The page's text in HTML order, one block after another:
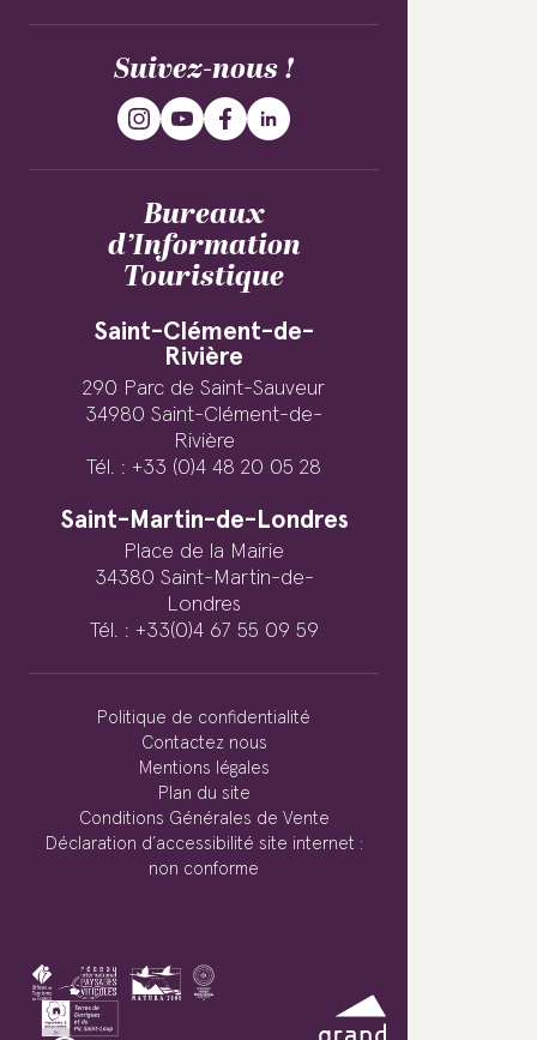
Suivez-nous !
Bureaux
d’Information
Touristique
Saint-Clément-de-
Rivière
290 Parc de Saint-Sauveur
34980 Saint-Clément-de-
Rivière
Tél. : +33 (0)4 48 20 05 28
Saint-Martin-de-Londres
Place de la Mairie
34380 Saint-Martin-de-
Londres
Tél. : +33(0)4 67 55 09 59
Politique de confidentialité
Contactez nous
Mentions légales
Plan du site
Conditions Générales de Vente
Déclaration d’accessibilité site internet :
non conforme